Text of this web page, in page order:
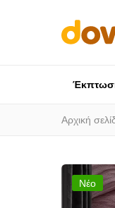
Αρχική
Νέο